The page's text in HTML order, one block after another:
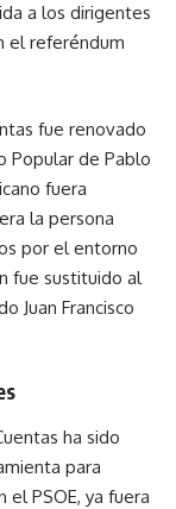
a los dirigentes
el referéndum
fue renovado
Popular de Pablo
fuera
la persona
por el entorno
fue sustituido al
Juan Francisco
ha sido
para
PSOE, ya fuera